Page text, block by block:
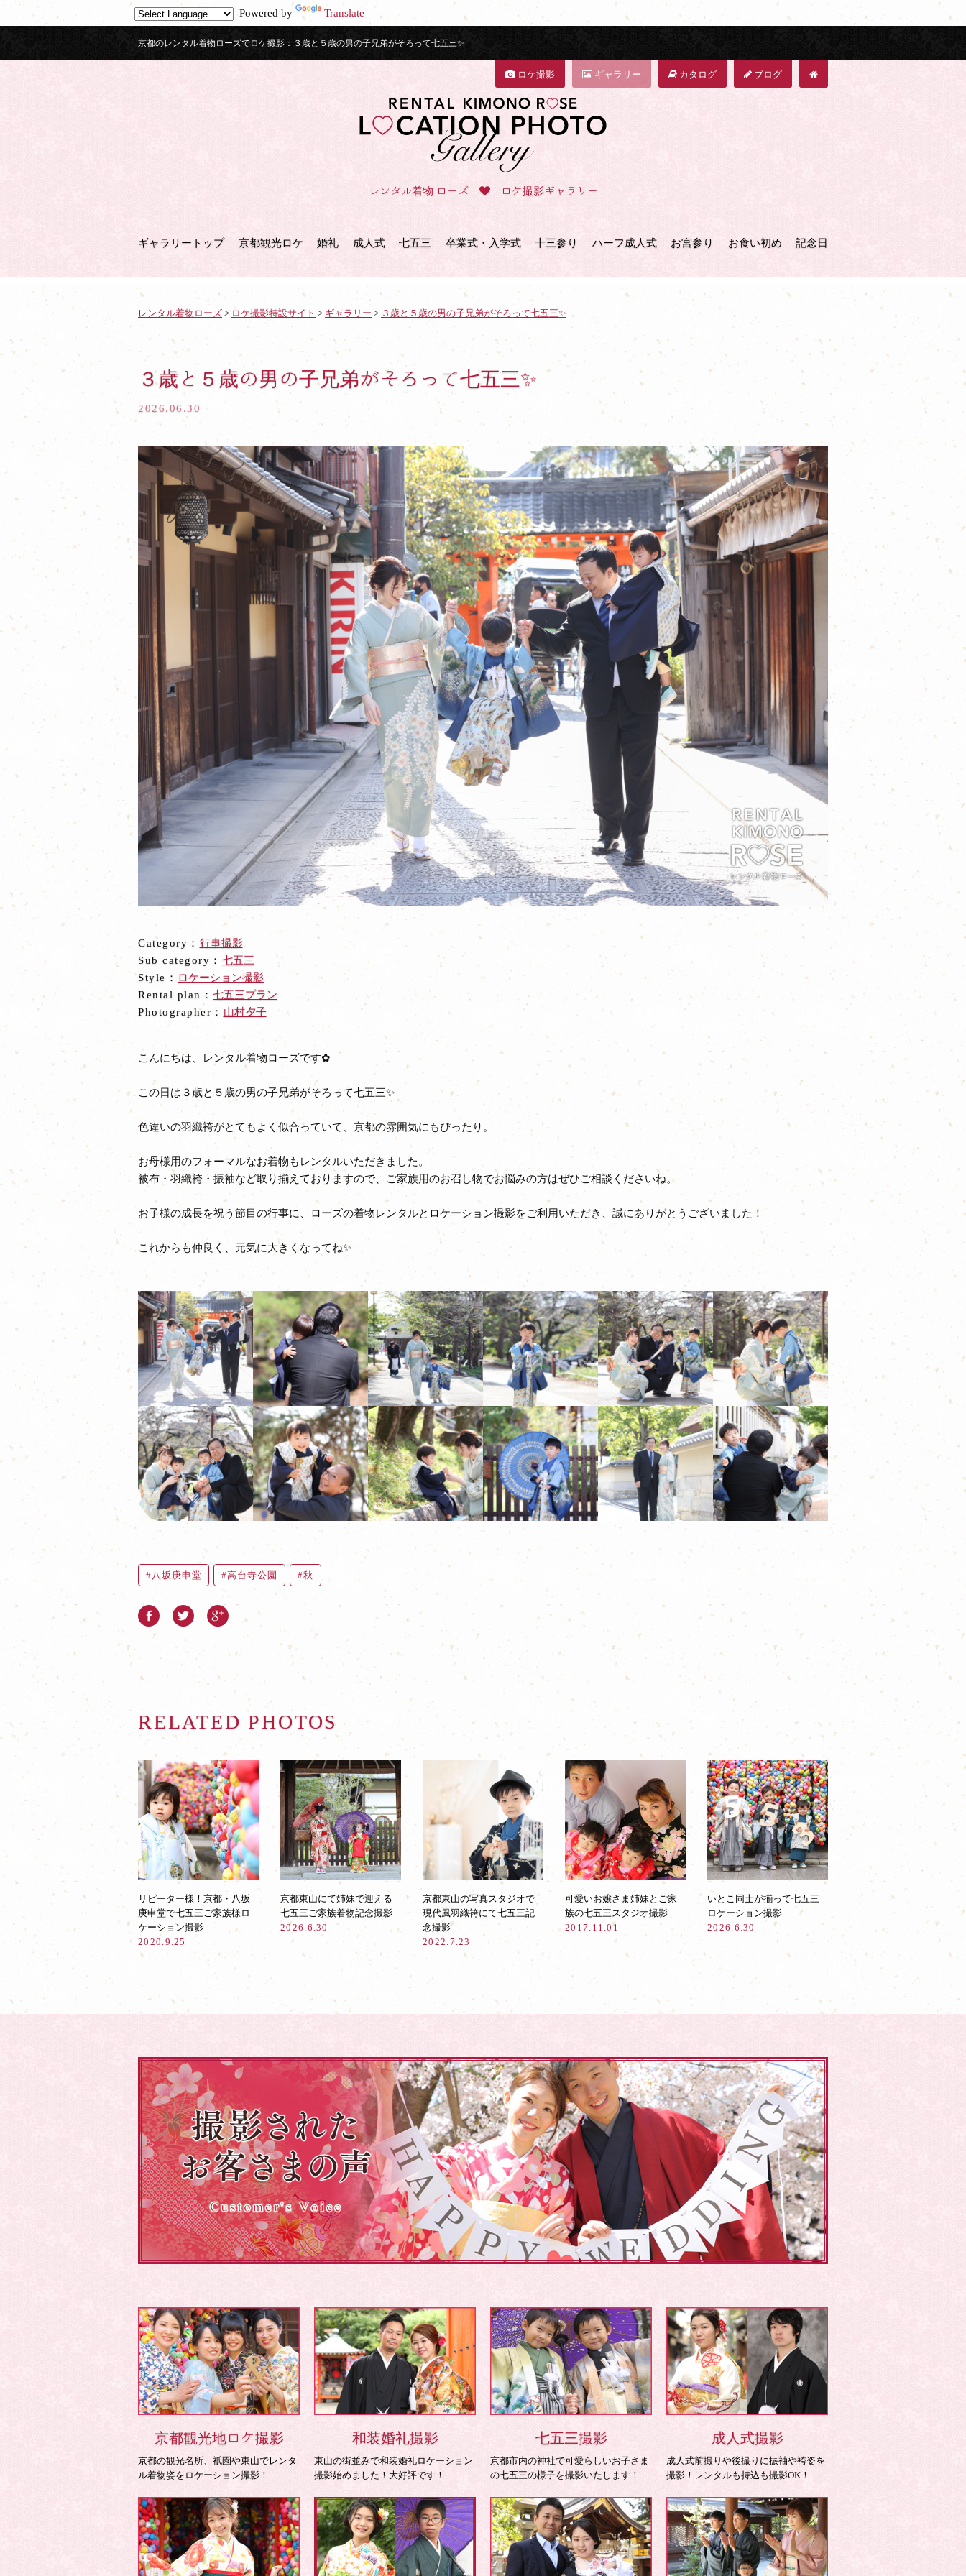
Powered by Translate
京都のレンタル着物ローズでロケ撮影：３歳と５歳の男の子兄弟がそろって七五三✨
ロケ撮影 ギャラリー カタログ ブログ
レンタル着物 ローズ ロケ撮影ギャラリー
ギャラリートップ 京都観光ロケ 婚礼 成人式 七五三 卒業式・入学式 十三参り ハーフ成人式 お宮参り お食い初め 記念日
レンタル着物ローズ > ロケ撮影特設サイト > ギャラリー > ３歳と５歳の男の子兄弟がそろって七五三✨
３歳と５歳の男の子兄弟がそろって七五三✨
2026.06.30
Category： 行事撮影
Sub category： 七五三
Style： ロケーション撮影
Rental plan： 七五三プラン
Photographer： 山村夕子
こんにちは、レンタル着物ローズです✿
この日は３歳と５歳の男の子兄弟がそろって七五三✨
色違いの羽織袴がとてもよく似合っていて、京都の雰囲気にもぴったり。
お母様用のフォーマルなお着物もレンタルいただきました。
被布・羽織袴・振袖など取り揃えておりますので、ご家族用のお召し物でお悩みの方はぜひご相談くださいね。
お子様の成長を祝う節目の行事に、ローズの着物レンタルとロケーション撮影をご利用いただき、誠にありがとうございました！
これからも仲良く、元気に大きくなってね✨
八坂庚申堂 高台寺公園 秋
RELATED PHOTOS
リピーター様！京都・八坂
庚申堂で七五三ご家族様ロ
ケーション撮影
2020.9.25
京都東山にて姉妹で迎える
七五三ご家族着物記念撮影
2026.6.30
京都東山の写真スタジオで
現代風羽織袴にて七五三記
念撮影
2022.7.23
可愛いお嬢さま姉妹とご家
族の七五三スタジオ撮影
2017.11.01
いとこ同士が揃って七五三
ロケーション撮影
2026.6.30
京都観光地ロケ撮影
京都の観光名所、祇園や東山でレンタ
ル着物姿をロケーション撮影！
和装婚礼撮影
東山の街並みで和装婚礼ロケーション
撮影始めました！大好評です！
七五三撮影
京都市内の神社で可愛らしいお子さま
の七五三の様子を撮影いたします！
成人式撮影
成人式前撮りや後撮りに振袖や袴姿を
撮影！レンタルも持込も撮影OK！